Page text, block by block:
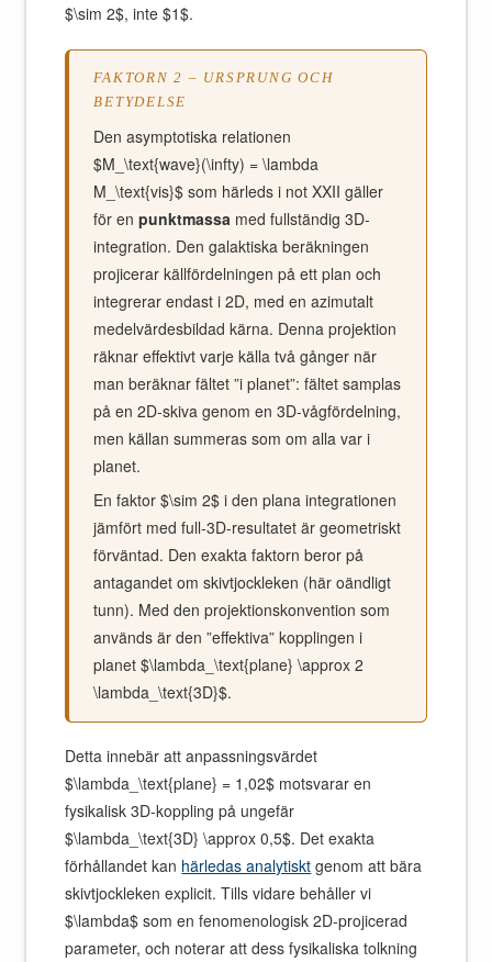
$\sim 2$, inte $1$.
FAKTORN 2 – URSPRUNG OCH
BETYDELSE
Den asymptotiska relationen
$M_\text{wave}(\infty) = \lambda
M_\text{vis}$ som härleds i not XXII gäller
för enpunktmassa med fullständig 3D-
integration. Den galaktiska beräkningen
projicerar källfördelningen på ett plan och
integrerar endast i 2D, med en azimutalt
medelvärdesbildad kärna. Denna projektion
räknar effektivt varje källa två gånger när
man beräknar fältet ”i planet”: fältet samplas
på en 2D-skiva genom en 3D-vågfördelning,
men källan summeras som om alla var i
planet.
En faktor $\sim 2$ i den plana integrationen
jämfört med full-3D-resultatet är geometriskt
förväntad. Den exakta faktorn beror på
antagandet om skivtjockleken (här oändligt
tunn). Med den projektionskonvention som
används är den ”effektiva” kopplingen i
planet $\lambda_\text{plane} \approx 2
\lambda_\text{3D}$.
Detta innebär att anpassningsvärdet
$\lambda_\text{plane} = 1,02$ motsvarar en
fysikalisk 3D-koppling på ungefär
$\lambda_\text{3D} \approx 0,5$. Det exakta
förhållandet kan härledas analytiskt genom att bära
skivtjockleken explicit. Tills vidare behåller vi
$\lambda$ som en fenomenologisk 2D-projicerad
parameter, och noterar att dess fysikaliska tolkning